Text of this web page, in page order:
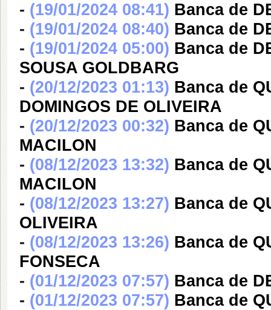
- (19/01/2024 08:41) Banca de
- (19/01/2024 08:40) Banca de
- (19/01/2024 05:00) Banca de
SOUSA GOLDBARG
- (20/12/2023 01:13) Banca de
DOMINGOS DE OLIVEIRA
- (20/12/2023 00:32) Banca de
MACILON
- (08/12/2023 13:32) Banca de
MACILON
- (08/12/2023 13:27) Banca de
OLIVEIRA
- (08/12/2023 13:26) Banca de
FONSECA
- (01/12/2023 07:57) Banca de
- (01/12/2023 07:57) Banca de